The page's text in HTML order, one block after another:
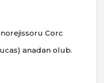
Corc
anadan olub.